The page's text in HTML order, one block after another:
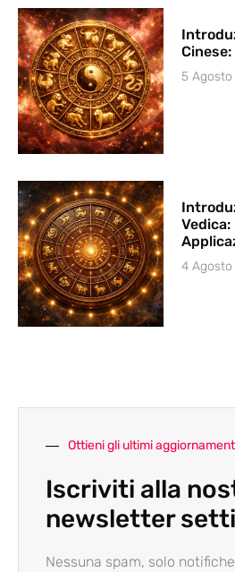
5
4
Ottieni gli ultimi
Iscriviti alla
newsletter
Nessuna spam, solo